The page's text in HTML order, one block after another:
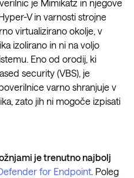
je Mimikatz in njegove
V in varnosti strojne
virtualizirano okolje, v
izolirano in ni na voljo
Eno od orodij, ki
security (VBS), je
varno shranjuje v
zato jih ni mogoče izpisati
je trenutno najbolj
for Endpoint. Poleg